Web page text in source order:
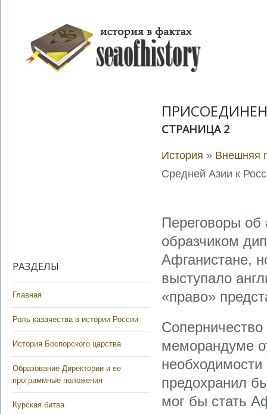
РАЗДЕЛЫ
Главная
Роль казачества в истории России
История Боспорского царства
Образование Директории и ее
программные положения
Курская битва
СТРАНИЦА 2
История » Внешняя
Средней Азии к
Переговоры об
образчиком
Афганистане,
выступало
«право»
меморандуме
предохранил
мог бы стать